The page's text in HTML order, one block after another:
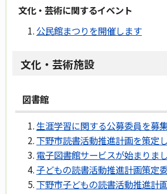
文化・芸術に関するイベント
公民館まつりを開催します
文化・芸術施設
図書館
生涯学習に関する公募委員を募
下野市読書活動推進計画を策定
電子図書館サービスが始まりま
子どもの読書活動推進計画策定
下野市子どもの読書活動推進計